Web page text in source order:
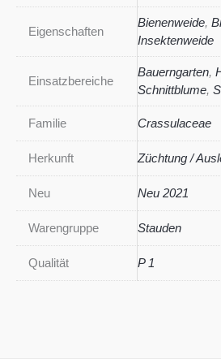
Eigenschaften
Bienenweide,
Insektenweide
Einsatzbereiche
Bauerngarten,
Schnittblume,
Familie Crassulaceae
Herkunft Züchtung /
Neu Neu 2021
Warengruppe Stauden
Qualität P 1